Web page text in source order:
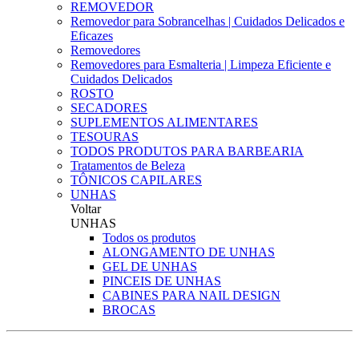
REMOVEDOR
Removedor para Sobrancelhas | Cuidados Delicados e
Eficazes
Removedores
Removedores para Esmalteria | Limpeza Eficiente e
Cuidados Delicados
ROSTO
SECADORES
SUPLEMENTOS ALIMENTARES
TESOURAS
TODOS PRODUTOS PARA BARBEARIA
Tratamentos de Beleza
TÔNICOS CAPILARES
UNHAS
Voltar
UNHAS
Todos os produtos
ALONGAMENTO DE UNHAS
GEL DE UNHAS
PINCEIS DE UNHAS
CABINES PARA NAIL DESIGN
BROCAS